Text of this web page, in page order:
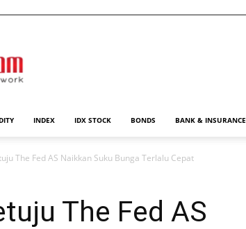
INDEX IDX STOCK BONDS BANK & INSURANCE
The Fed AS Naikkan Suku Bunga Terlalu Cepat
The Fed AS